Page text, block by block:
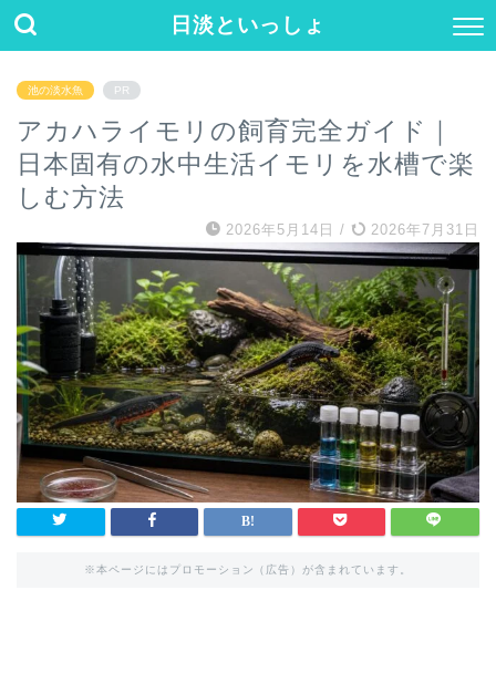
日淡といっしょ
池の淡水魚 PR
アカハライモリの飼育完全ガイド｜
日本固有の水中生活イモリを水槽で楽
しむ方法
2026年5月14日 / 2026年7月31日
※本ページにはプロモーション（広告）が含まれています。